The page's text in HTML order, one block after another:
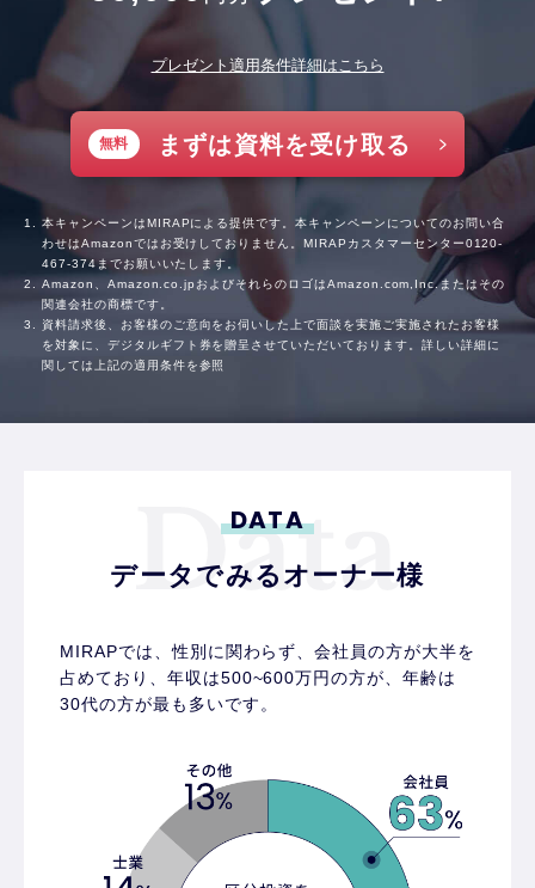
プレゼント適用条件詳細はこちら
無料 まずは資料を受け取る
本キャンペーンはMIRAPによる提供です。本キャンペーンについてのお問い合
わせはAmazonではお受けしておりません。MIRAPカスタマーセンター0120-
467-374までお願いいたします。
Amazon、Amazon.co.jpおよびそれらのロゴはAmazon.com,Inc.またはその
関連会社の商標です。
資料請求後、お客様のご意向をお伺いした上で面談を実施ご実施されたお客様
を対象に、デジタルギフト券を贈呈させていただいております。詳しい詳細に
関しては上記の適用条件を参照
DATA
データでみるオーナー様
MIRAPでは、性別に関わらず、会社員の方が大半を
占めており、 年収は500~600万円の方が、年齢は
30代の方が最も多いです。